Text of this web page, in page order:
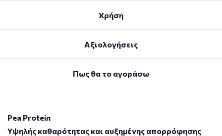
Χρήση
Αξιολογήσεις
Πως θα το αγοράσω
Pea Protein
Υψηλής καθαρότητας και αυξημένης απορρόφησης